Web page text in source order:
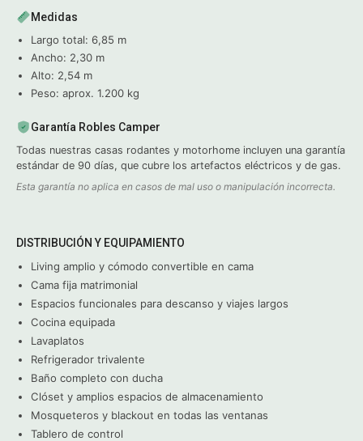
Medidas
Largo total: 6,85 m
Ancho: 2,30 m
Alto: 2,54 m
Peso: aprox. 1.200 kg
Garantía Robles Camper
Todas nuestras casas rodantes y motorhome incluyen una garantía
estándar de 90 días, que cubre los artefactos eléctricos y de gas.
Esta garantía no aplica en casos de mal uso o manipulación incorrecta.
DISTRIBUCIÓN Y EQUIPAMIENTO
Living amplio y cómodo convertible en cama
Cama fija matrimonial
Espacios funcionales para descanso y viajes largos
Cocina equipada
Lavaplatos
Refrigerador trivalente
Baño completo con ducha
Clóset y amplios espacios de almacenamiento
Mosqueteros y blackout en todas las ventanas
Tablero de control